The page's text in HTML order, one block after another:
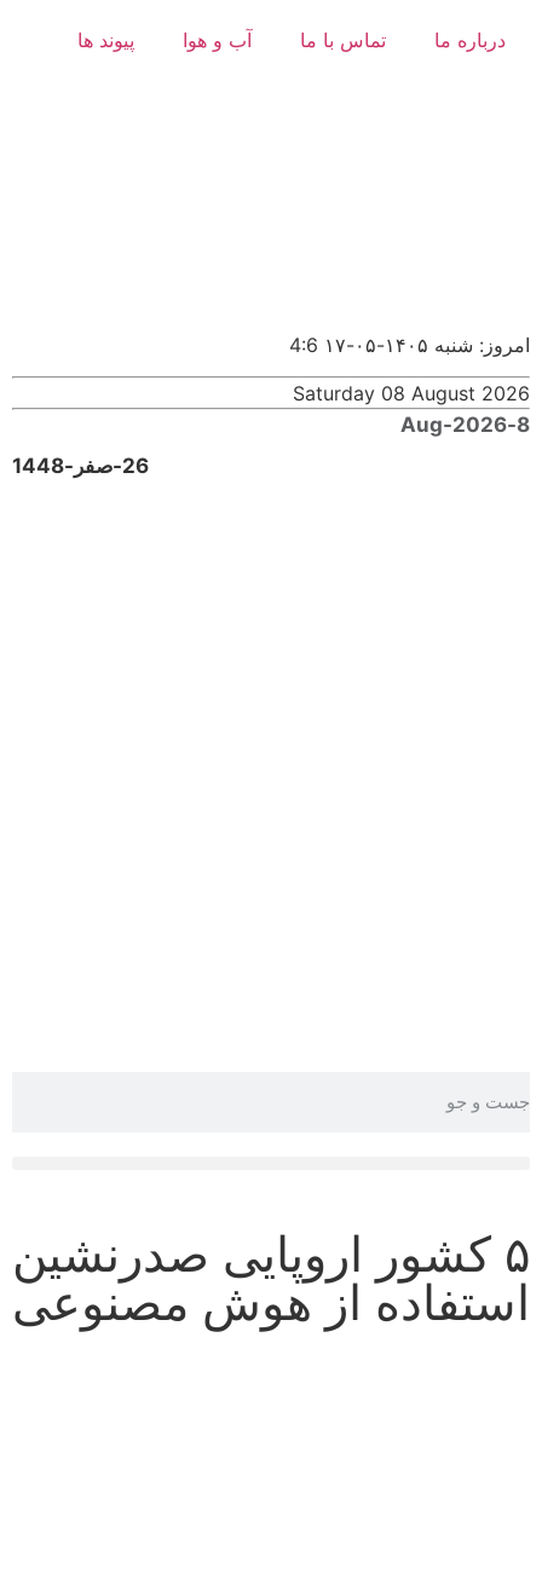
درباره ما تماس با ما آب و هوا پیوند ها
امروز: شنبه ۱۴۰۵-۰۵-۱۷ 4:6
Saturday 08 August 2026
8-Aug-2026
26-صفر-1448
۵ کشور اروپایی صدرنشین
استفاده از هوش مصنوعی